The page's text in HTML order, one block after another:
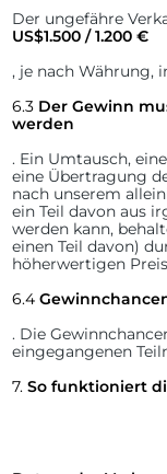
Der ungefähre
US$1.500 / 1.200 €
, je nach Währung,
6.3 Der Gewinn
werden
. Ein Umtausch,
eine Übertragung
nach unserem
ein Teil davon aus
werden kann,
einen Teil davon)
höherwertigen
6.4
. Die
eingegangenen
7.So funktioniert